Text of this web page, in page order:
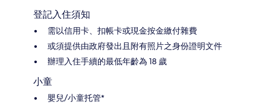
登記入住須知
需以信用卡、扣帳卡或現金按金繳付雜費
或須提供由政府發出且附有照片之身份證明文件
辦理入住手續的最低年齡為 18 歲
小童
嬰兒/小童托管*